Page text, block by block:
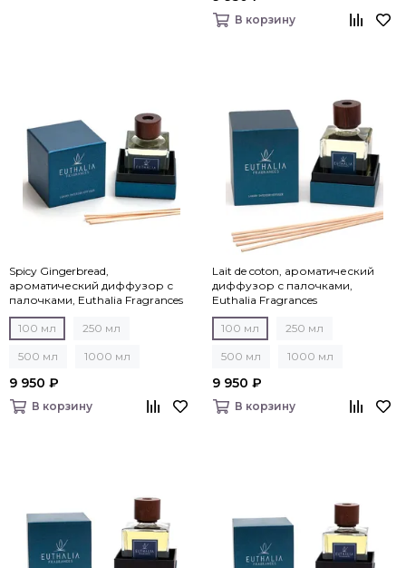
В корзину
Spicy Gingerbread,
ароматический диффузор с
палочками, Euthalia Fragrances
100 мл 250 мл
500 мл 1000 мл
9 950 ₽
В корзину
Lait de coton, ароматический
диффузор с палочками,
Euthalia Fragrances
100 мл 250 мл
500 мл 1000 мл
9 950 ₽
В корзину